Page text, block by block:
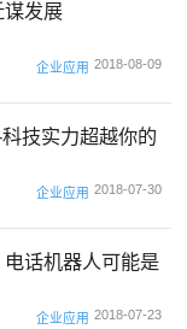
谋发展
企业应用 2018-08-09
技实力超越你的
企业应用 2018-07-30
话机器人可能是
企业应用 2018-07-23